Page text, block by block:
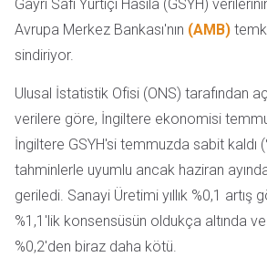
Gayri Safi Yurtiçi Hasıla (GSYH)
Avrupa Merkez Bankası'nın (AMB)
sindiriyor.
Ulusal İstatistik Ofisi (ONS) tarafından
verilere göre, İngiltere ekonomisi
İngiltere GSYH'si temmuzda sabit kaldı
tahminlerle uyumlu ancak haziran
geriledi. Sanayi Üretimi yıllık %0,1 artış
%1,1'lik konsensüsün oldukça altında
%0,2'den biraz daha kötü.